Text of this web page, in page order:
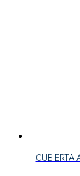
CUBIERTA